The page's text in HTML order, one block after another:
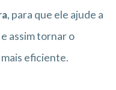
, para que ele ajude a
assim tornar o
eficiente.